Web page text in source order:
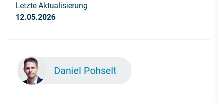
Letzte Aktualisierung
12.05.2026
Daniel Pohselt